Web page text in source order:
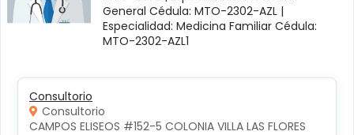
General Cédula: MTO-2302-AZL |
Especialidad: Medicina Familiar Cédula:
MTO-2302-AZL1
Consultorio
Consultorio
CAMPOS ELISEOS #152-5 COLONIA VILLA LAS FLORES